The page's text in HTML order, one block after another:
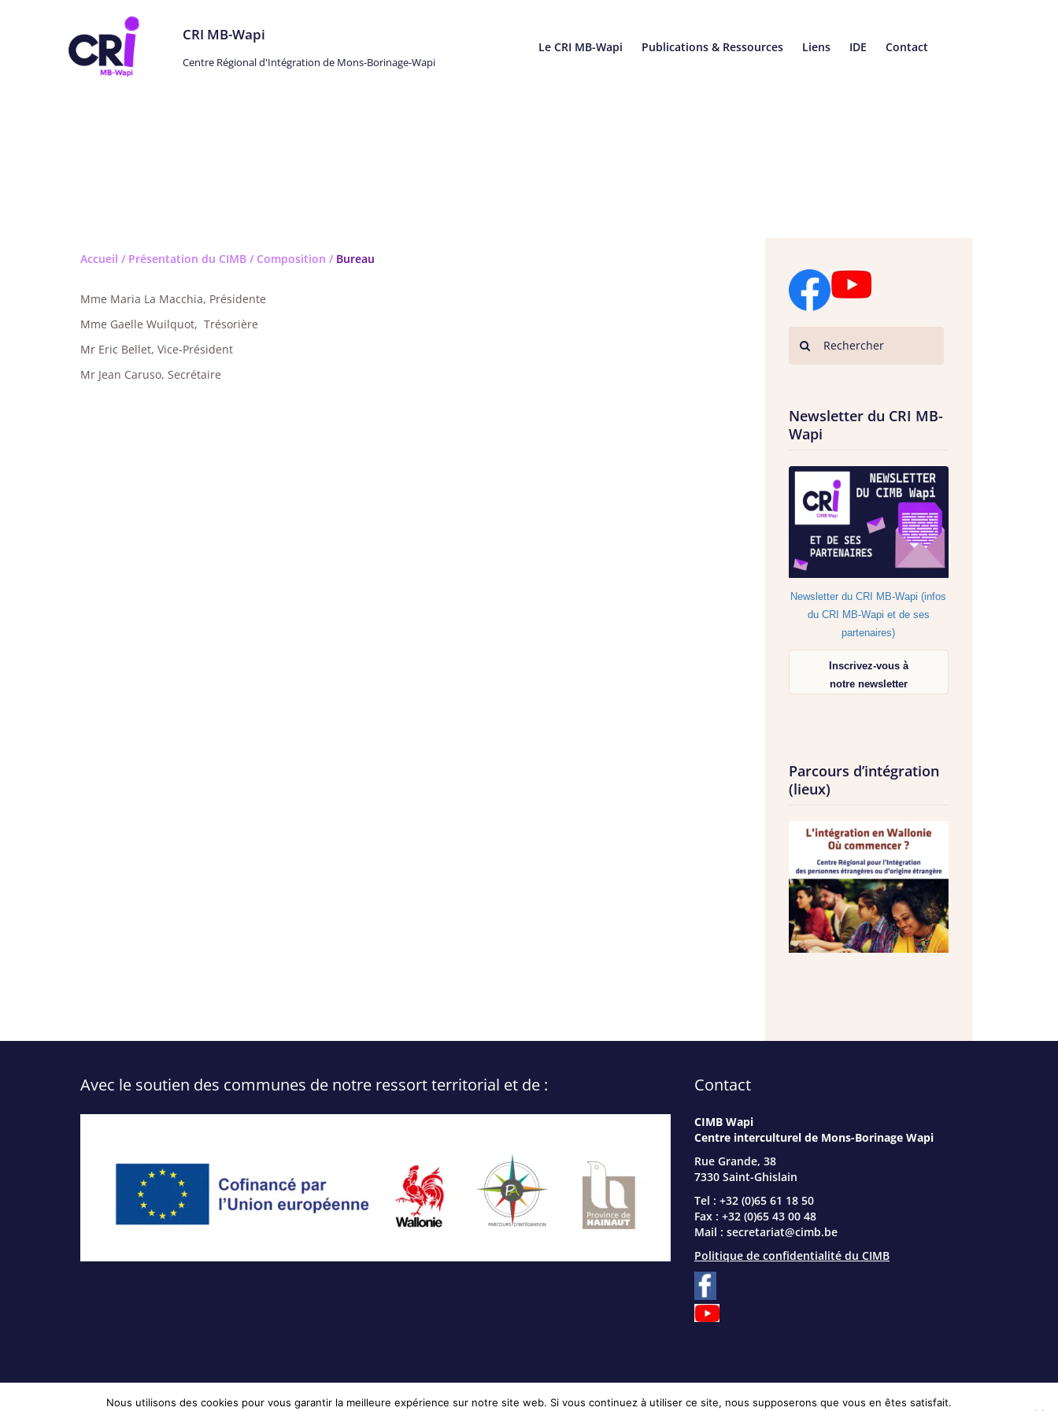
CRI MB-Wapi
Centre Régional d'Intégration de Mons-Borinage-Wapi
Le CRI MB-Wapi Publications & Ressources Liens IDE Contact
Accueil / Présentation du CIMB / Composition / Bureau
Mme Maria La Macchia, Présidente
Mme Gaelle Wuilquot, Trésorière
Mr Eric Bellet, Vice-Président
Mr Jean Caruso, Secrétaire
Newsletter du CRI MB-
Wapi
Newsletter du CRI MB-Wapi (infos
du CRI MB-Wapi et de ses
partenaires)
Inscrivez-vous à
notre newsletter
Parcours d’intégration
(lieux)
Avec le soutien des communes de notre ressort territorial et de : Contact
CIMB Wapi
Centre interculturel de Mons-Borinage Wapi
Rue Grande, 38
7330 Saint-Ghislain
Tel : +32 (0)65 61 18 50
Fax : +32 (0)65 43 00 48
Mail : secretariat@cimb.be
Politique de confidentialité du CIMB
Nous utilisons des cookies pour vous garantir la meilleure expérience sur notre site web. Si vous continuez à utiliser ce site, nous supposerons que vous en êtes satisfait.